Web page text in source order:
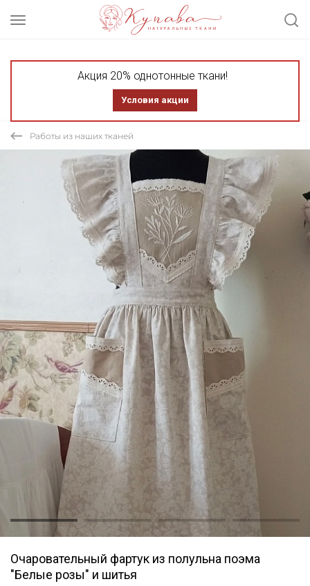
Акция 20% однотонные ткани!
Условия акции
Работы из наших тканей
Очаровательный фартук из полульна поэма
"Белые розы" и шитья